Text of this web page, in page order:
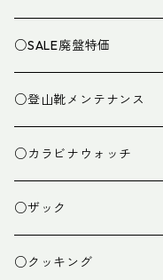
○SALE廃盤特価
○登山靴メンテナンス
○カラビナウォッチ
○ザック
ザック
○クッキング